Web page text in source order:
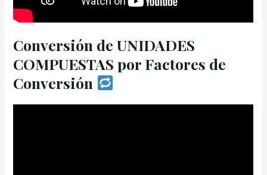
Conversión de UNIDADES
COMPUESTAS por Factores de
Conversión